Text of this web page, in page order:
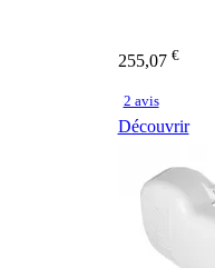
255,07 €
2 avis
Découvrir